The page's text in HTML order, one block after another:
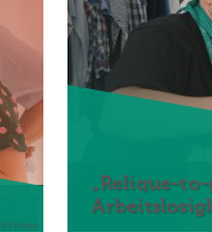
Hoen
„Relique-